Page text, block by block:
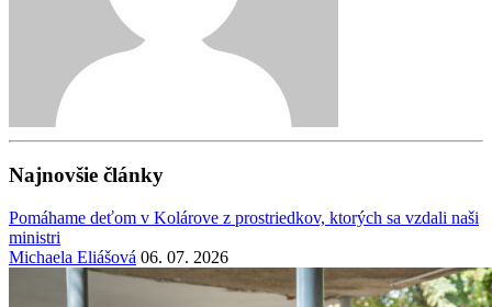
Najnovšie články
Pomáhame deťom v Kolárove z prostriedkov, ktorých sa vzdali naši
ministri
Michaela Eliášová 06. 07. 2026